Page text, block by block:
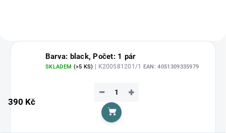
Barva: black, Počet: 1 pár
SKLADEM (>5 KS) | K200581201/1 EAN: 4051309335979
390 Kč
+
−
Do košíku